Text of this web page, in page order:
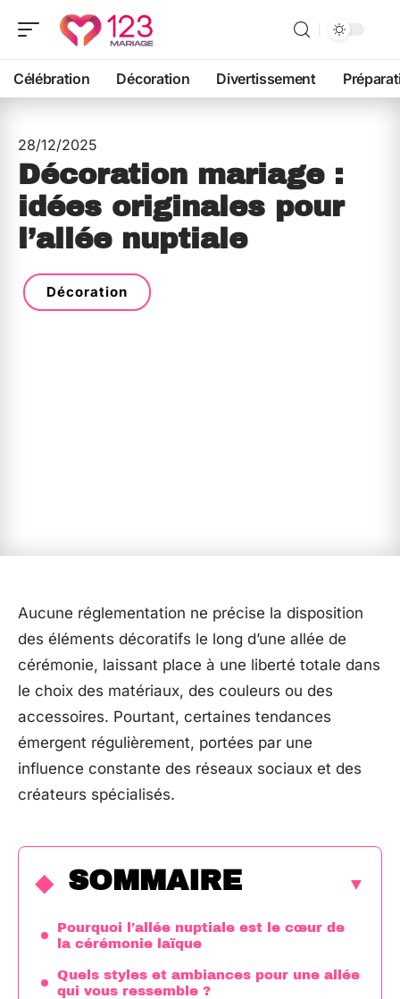
Célébration Décoration Divertissement
28/12/2025
Décoration mariage :
idées originales pour
l’allée nuptiale
Décoration
Aucune réglementation ne précise la disposition
des éléments décoratifs le long d’une allée de
cérémonie, laissant place à une liberté totale dans
le choix des matériaux, des couleurs ou des
accessoires. Pourtant, certaines tendances
émergent régulièrement, portées par une
influence constante des réseaux sociaux et des
créateurs spécialisés.
SOMMAIRE
Pourquoi l’allée nuptiale est le cœur de
la cérémonie laïque
Quels styles et ambiances pour une allée
qui vous ressemble ?